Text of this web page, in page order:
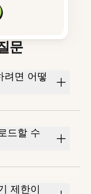
문
려면 어떻
드할 수
제한이